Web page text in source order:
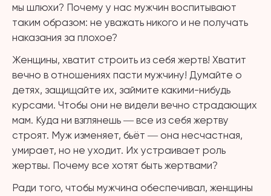
мы шлюхи? Почему у нас мужчин воспитывают
таким образом: не уважать никого и не получать
наказания за плохое?
Женщины, хватит строить из себя жертв! Хватит
вечно в отношениях пасти мужчину! Думайте о
детях, защищайте их, займите какими-нибудь
курсами. Чтобы они не видели вечно страдающих
мам. Куда ни взглянешь ― все из себя жертву
строят. Муж изменяет, бьёт ― она несчастная,
умирает, но не уходит. Их устраивает роль
жертвы. Почему все хотят быть жертвами?
Ради того, чтобы мужчина обеспечивал, женщины